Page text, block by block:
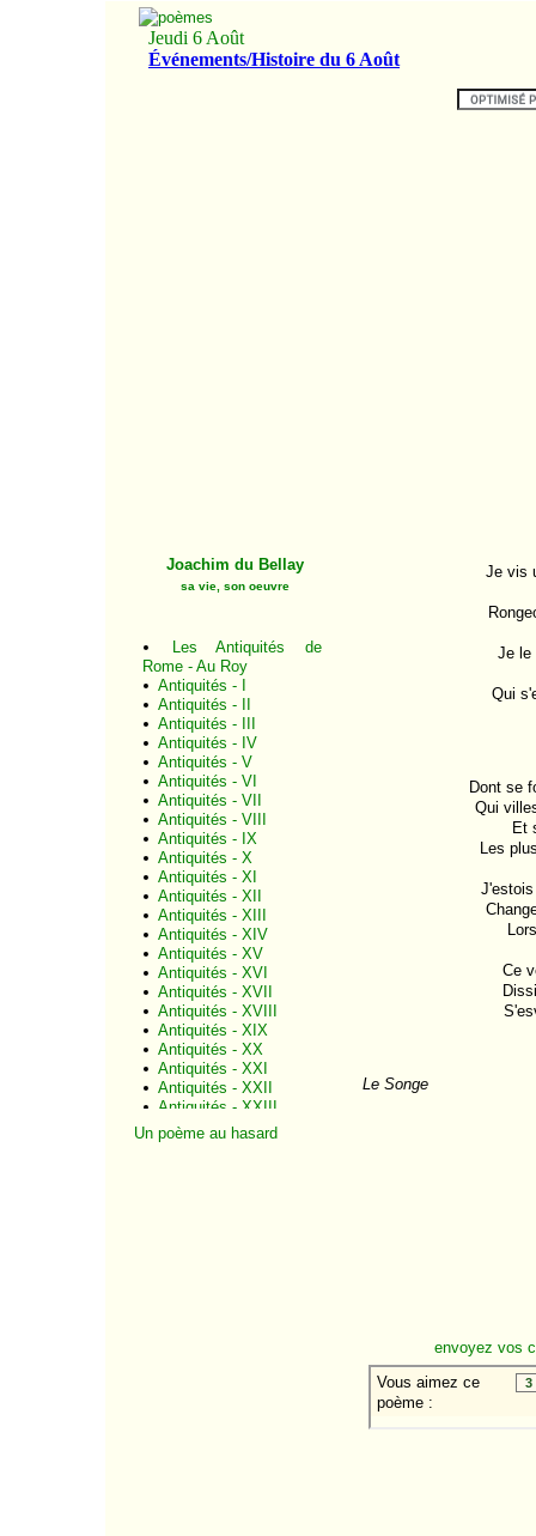
Joachim du Bellay
sa vie, son oeuvre
Les Antiquités de
Rome - Au Roy
Antiquités - I
Antiquités - II
Antiquités - III
Antiquités - IV
Antiquités - V
Antiquités - VI
Antiquités - VII
Antiquités - VIII
Antiquités - IX
Antiquités - X
Antiquités - XI
Antiquités - XII
Antiquités - XIII
Antiquités - XIV
Antiquités - XV
Antiquités - XVI
Antiquités - XVII
Antiquités - XVIII
Antiquités - XIX
Antiquités - XX
Antiquités - XXI
Antiquités - XXII
Antiquités - XXIII
Antiquités - XXIV
Antiquités - XXV
Un poème au hasard
Je vis
Je le
Qui
Dont se
Qui
Et
Les
Ce
Le Songe
envoyez vos